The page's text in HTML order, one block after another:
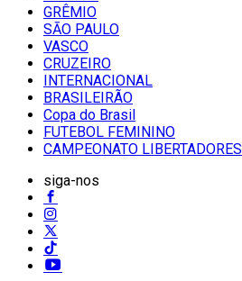
GRÊMIO
SĀO PAULO
VASCO
CRUZEIRO
INTERNACIONAL
BRASILEIRÃO
Copa do Brasil
FUTEBOL FEMININO
CAMPEONATO LIBERTADORES
siga-nos